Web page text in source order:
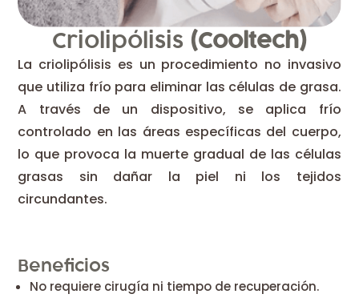
Criolipólisis (Cooltech)
La criolipólisis es un procedimiento no invasivo
que utiliza frío para eliminar las células de grasa.
A través de un dispositivo, se aplica frío
controlado en las áreas específicas del cuerpo,
lo que provoca la muerte gradual de las células
grasas sin dañar la piel ni los tejidos
circundantes.
Beneficios
No requiere cirugía ni tiempo de recuperación.